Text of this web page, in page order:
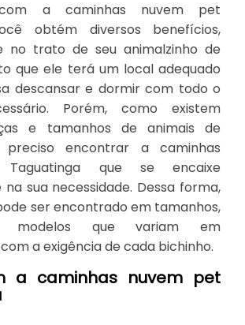
a caminhas nuvem pet
obtém diversos benefícios,
no trato de seu animalzinho de
que ele terá um local adequado
descansar e dormir com todo o
Porém, como existem
e tamanhos de animais de
preciso encontrar a caminhas
que se encaixe
sua necessidade. Dessa forma,
ser encontrado em tamanhos,
modelos que variam em
a exigência de cada bichinho.
a caminhas nuvem pet